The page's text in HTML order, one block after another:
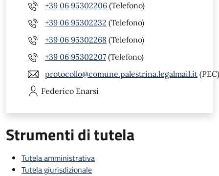
+39 06 95302206 (Telefono)
+39 06 95302232 (Telefono)
+39 06 95302268 (Telefono)
+39 06 95302207 (Telefono)
protocollo@comune.palestrina.legalmail.it (PEC)
Federico Enarsi
Strumenti di tutela
Tutela amministrativa
Tutela giurisdizionale